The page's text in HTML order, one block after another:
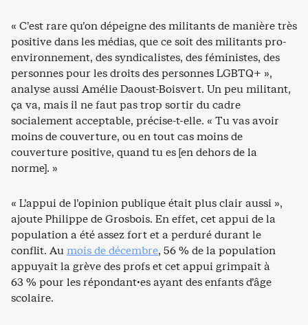
« C’est rare qu’on dépeigne des militants de manière très
positive dans les médias, que ce soit des militants pro-
environnement, des syndicalistes, des féministes, des
personnes pour les droits des personnes LGBTQ+ »,
analyse aussi Amélie Daoust-Boisvert. Un peu militant,
ça va, mais il ne faut pas trop sortir du cadre
socialement acceptable, précise-t-elle. « Tu vas avoir
moins de couverture, ou en tout cas moins de
couverture positive, quand tu es [en dehors de la
norme]. »
« L’appui de l’opinion publique était plus clair aussi »,
ajoute Philippe de Grosbois. En effet, cet appui de la
population a été assez fort et a perduré durant le
conflit. Aumois de décembre, 56 % de la population
appuyait la grève des profs et cet appui grimpait à
63 % pour les répondant·es ayant des enfants d’âge
scolaire.